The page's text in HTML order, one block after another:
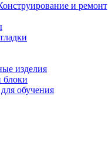
и ремонт
изделия
блоки
обучения